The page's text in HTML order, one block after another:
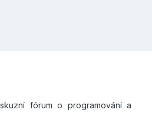
fórum o programování a